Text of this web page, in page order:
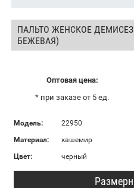
ПАЛЬТО ЖЕНСКОЕ
БЕЖЕВАЯ)
Оптовая цена:
* при заказе от 5 ед.
Модель:
22950
Материал:
кашемир
Цвет:
черный